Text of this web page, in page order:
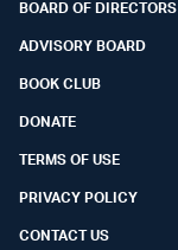
BOARD OF DIRECTORS
ADVISORY BOARD
BOOK CLUB
DONATE
TERMS OF USE
PRIVACY POLICY
CONTACT US